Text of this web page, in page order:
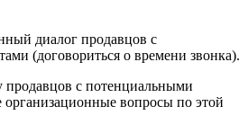
диалог продавцов с
(договориться о времени звонка).
продавцов с потенциальными
вопросы по этой